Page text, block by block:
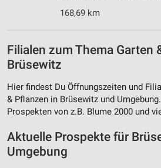
168,69 km
Filialen zum Thema Garten
Brüsewitz
Hier findest Du Öffnungszeiten und
& Pflanzen in Brüsewitz und
Prospekten von z.B. Blume 2000 und
Aktuelle Prospekte für
Umgebung